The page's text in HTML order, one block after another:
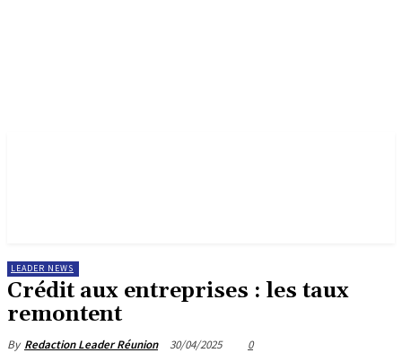
LEADER NEWS
Crédit aux entreprises : les taux
remontent
By Redaction Leader Réunion 30/04/2025 0